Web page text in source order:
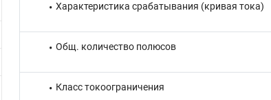
Характеристика срабатывания (кривая тока)
Общ. количество полюсов
Класс токоограничения